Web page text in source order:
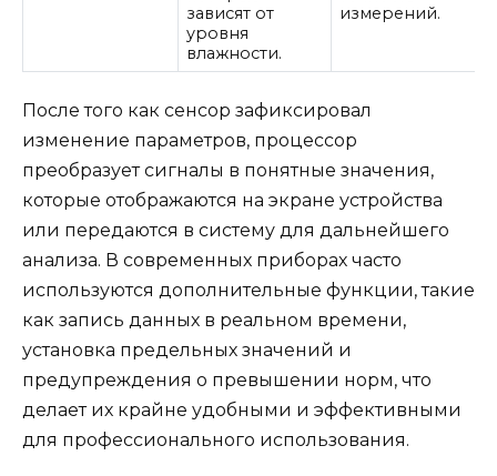
зависят от
уровня
влажности.
измерений.
После того как сенсор зафиксировал
изменение параметров, процессор
преобразует сигналы в понятные значения,
которые отображаются на экране устройства
или передаются в систему для дальнейшего
анализа. В современных приборах часто
используются дополнительные функции, такие
как запись данных в реальном времени,
установка предельных значений и
предупреждения о превышении норм, что
делает их крайне удобными и эффективными
для профессионального использования.